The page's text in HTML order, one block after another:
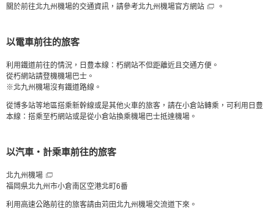
關於前往北九州機場的交通資訊，請參考北九州機場官方網站 。
以電車前往的旅客
利用鐵道前往的情況，日豊本線：朽網站不但距離近且交通方便。
從朽網站請登機機場巴士。
※北九州機場沒有鐵道路線。
從博多站等地區搭乘新幹線或是其他火車的旅客，請在小倉站轉乘，可利用日豊
本線：搭乘至朽網站或是從小倉站換乘機場巴士抵達機場。
以汽車‧計乘車前往的旅客
北九州機場
福岡県北九州市小倉南区空港北町6番
利用高速公路前往的旅客請由苅田北九州機場交流道下來。